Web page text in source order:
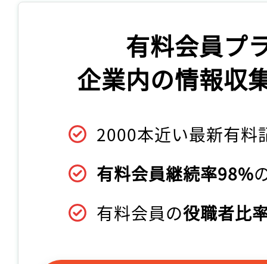
有料会員プ
企業内の情報収
2000本近い最新有料
有料会員継続率98%
有料会員の役職者比